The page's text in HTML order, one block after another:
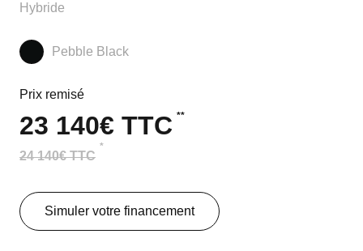
Hybride
Pebble Black
Prix remisé
23 140€ TTC **
24 140€ TTC
*
Simuler votre financement